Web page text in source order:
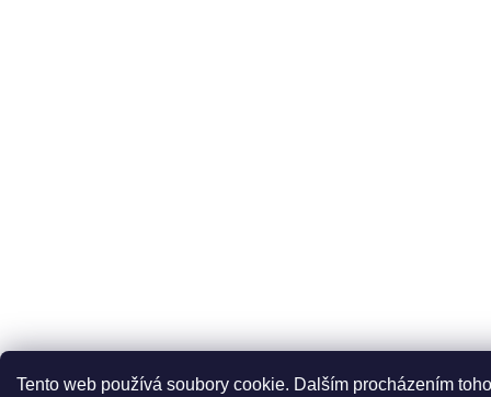
Tento web používá soubory cookie. Dalším procházením